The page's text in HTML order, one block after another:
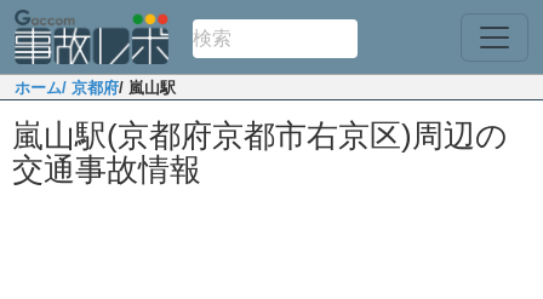
ホーム/ 京都府/ 嵐山駅
嵐山駅(京都府京都市右京区)周辺の
交通事故情報